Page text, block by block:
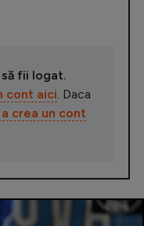
fii logat.
cont aici . Daca
crea un cont